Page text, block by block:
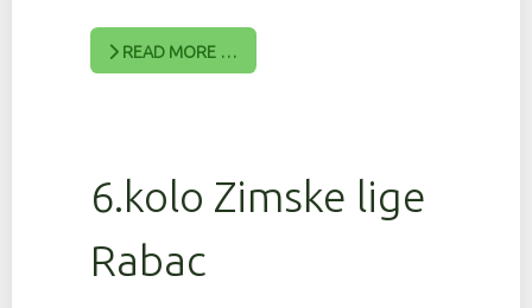
READ MORE …
6.kolo Zimske lige
Rabac